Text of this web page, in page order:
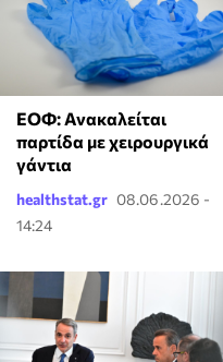
ΕΟΦ: Ανακαλείται
παρτίδα με χειρουργικά
γάντια
healthstat.gr 08.06.2026 -
14:24